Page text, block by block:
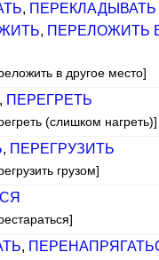
, ПЕРЕКЛАДЫВАТЬ
, ПЕРЕЛОЖИТЬ
в другое место]
, ПЕРЕГРЕТЬ
(слишком нагреть)]
, ПЕРЕГРУЗИТЬ
грузом]
,